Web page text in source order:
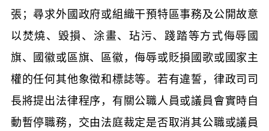
張；尋求外國政府或組織干預特區事務及公開故意
以焚燒、毀損、涂畫、玷污、踐踏等方式侮辱國
旗、國徽或區旗、區徽，侮辱或貶損國歌或國家主
權的任何其他象徵和標誌等。若有違誓，律政司司
長將提出法律程序，有關公職人員或議員會實時自
動暫停職務，交由法庭裁定是否取消其公職或議員